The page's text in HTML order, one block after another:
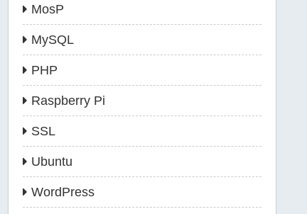
MosP
MySQL
PHP
Raspberry Pi
SSL
Ubuntu
WordPress